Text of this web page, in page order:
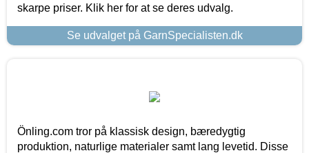
skarpe priser. Klik her for at se deres udvalg.
Se udvalget på GarnSpecialisten.dk
Önling.com tror på klassisk design, bæredygtig
produktion, naturlige materialer samt lang levetid. Disse